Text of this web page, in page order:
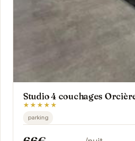
Studio 4 couchages
★★★★★
parking